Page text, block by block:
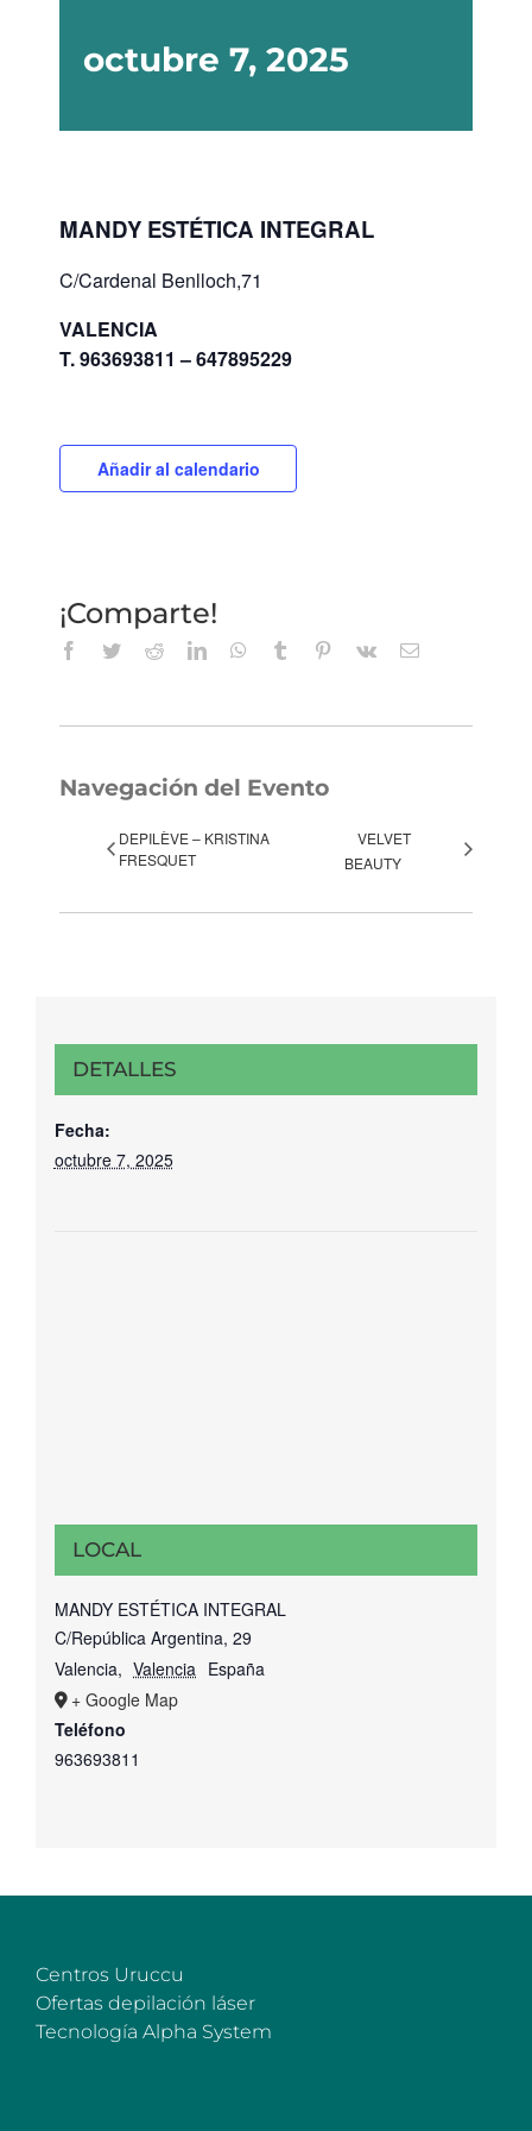
octubre 7, 2025
MANDY ESTÉTICA INTEGRAL
C/Cardenal Benlloch,71
VALENCIA
T. 963693811 – 647895229
Añadir al calendario
¡Comparte!
Facebook
TwitterRedditLinkedInWhatsApp
Tumblr Pinterest
Vk
Correo
Navegación del Evento
DEPILÈVE – KRISTINA
FRESQUET
VELVET
BEAUTY
DETALLES
Fecha:
octubre 7, 2025
LOCAL
MANDY ESTÉTICA INTEGRAL
C/República Argentina, 29
Valencia, Valencia España
+ Google Map
Teléfono
963693811
Centros Uruccu
Ofertas depilación láser
Tecnología Alpha System